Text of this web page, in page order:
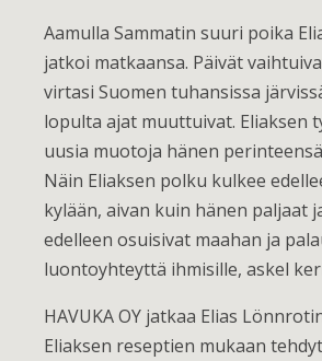
Aamulla Sammatin suuri poika
jatkoi matkaansa. Päivät
virtasi Suomen tuhansissa
lopulta ajat muuttuivat. Eliaksen
uusia muotoja hänen
Näin Eliaksen polku kulkee
kylään, aivan kuin hänen paljaat
edelleen osuisivat maahan ja
luontoyhteyttä ihmisille, askel
HAVUKA OY jatkaa Elias
Eliaksen reseptien mukaan tehdyt